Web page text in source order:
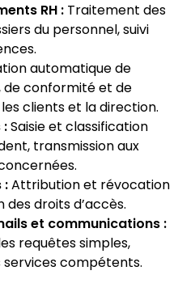
RH :Traitement des
du personnel, suivi
automatique de
de conformité et de
clients et la direction.
:Saisie et classification
transmission aux
:Attribution et révocation
des droits d’accès.
et communications :
requêtes simples,
compétents.